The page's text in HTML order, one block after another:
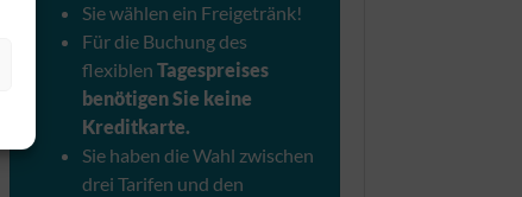
Sie wählen ein Freigetränk!
Für die Buchung des
flexiblen Tagespreises
benötigen Sie keine
Kreditkarte.
Sie haben die Wahl zwischen
drei Tarifen und den